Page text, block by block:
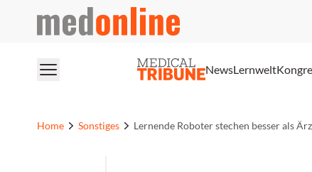
medonline
NewsLernwelt
Home Sonstiges Lernende Roboter stechen besser als